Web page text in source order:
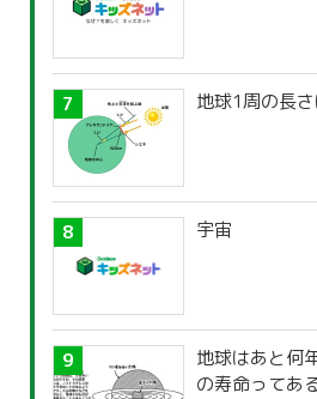
地球1周の長さ
宇宙
地球はあと何
の寿命ってあ